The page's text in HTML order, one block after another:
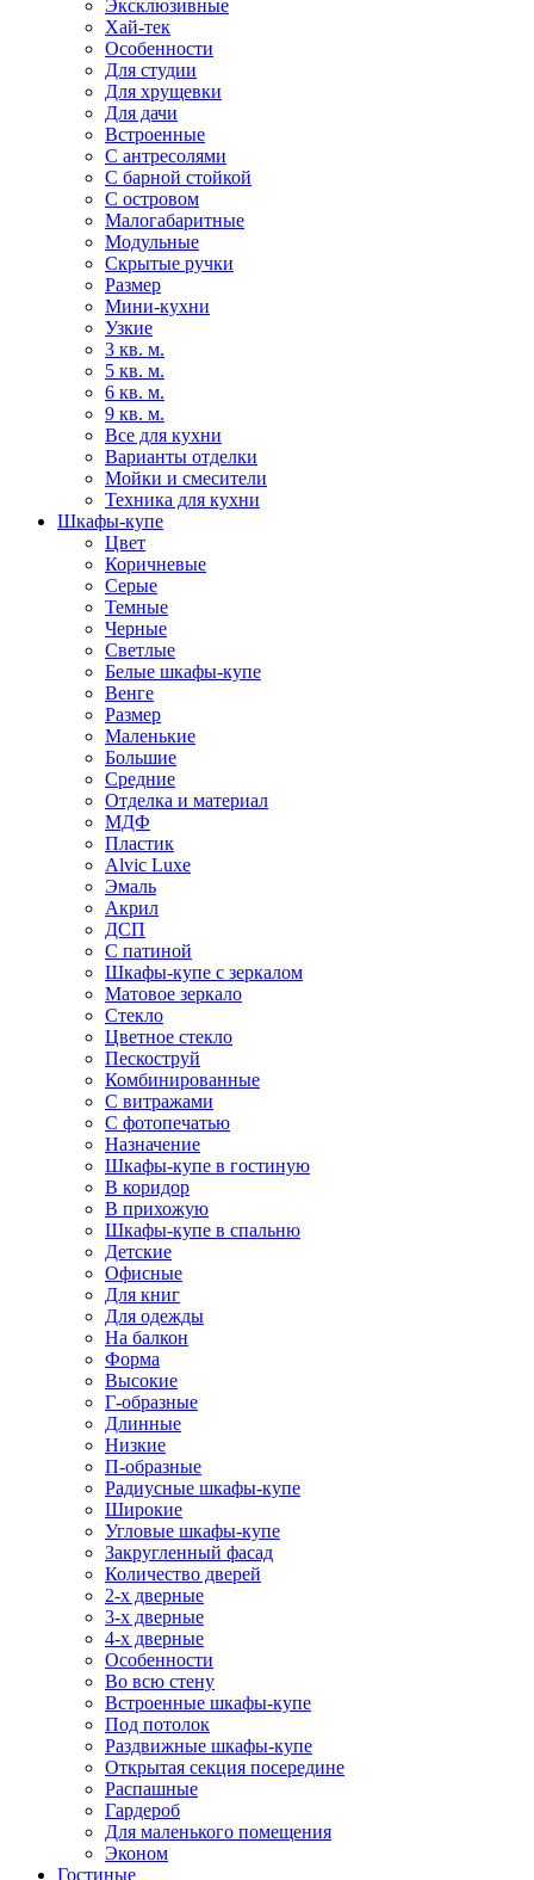
Эксклюзивные
Хай-тек
Особенности
Для студии
Для хрущевки
Для дачи
Встроенные
С антресолями
С барной стойкой
С островом
Малогабаритные
Модульные
Скрытые ручки
Размер
Мини-кухни
Узкие
3 кв. м.
5 кв. м.
6 кв. м.
9 кв. м.
Все для кухни
Варианты отделки
Мойки и смесители
Техника для кухни
Шкафы-купе
Цвет
Коричневые
Серые
Темные
Черные
Светлые
Белые шкафы-купе
Венге
Размер
Маленькие
Большие
Средние
Отделка и материал
МДФ
Пластик
Alvic Luxe
Эмаль
Акрил
ДСП
С патиной
Шкафы-купе с зеркалом
Матовое зеркало
Стекло
Цветное стекло
Пескоструй
Комбинированные
С витражами
С фотопечатью
Назначение
Шкафы-купе в гостиную
В коридор
В прихожую
Шкафы-купе в спальню
Детские
Офисные
Для книг
Для одежды
На балкон
Форма
Высокие
Г-образные
Длинные
Низкие
П-образные
Радиусные шкафы-купе
Широкие
Угловые шкафы-купе
Закругленный фасад
Количество дверей
2-х дверные
3-х дверные
4-х дверные
Особенности
Во всю стену
Встроенные шкафы-купе
Под потолок
Раздвижные шкафы-купе
Открытая секция посередине
Распашные
Гардероб
Для маленького помещения
Эконом
Гостиные